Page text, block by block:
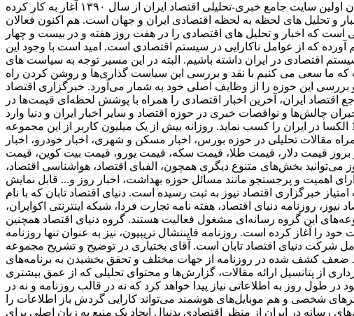
اقتصادی هستند که می‌خواهند یک روز زودتر از اخبار مطلع شوند و در نتیجه به روزنامه‌ها اکتفا نمی‌کنند. اقتصاد آنلاین، به عنوان اولین سایت جامع خبری-تحلیلی اقتصاد ایران از سال ۱۳۹۰ آغاز به کار کرده
و تحلیل های لحظه به لحظه اقتصادی ایران و جهان است. هم اکنون فعالان
که اخبار و تحلیل های اقتصادی را در هفت روز هفته و در بیست و چهار
آورده که از عوامل ناکارایی در سیستم اقتصادی است. امید است با وجود این
اقتصادی در ایران داشته باشیم. البته در این مسیر توجه به سیاست های
ما سعی می کنیم با نقد و بررسی این سیاست گذاری‌ها و روشن کردن راه
بررسی این حوزه را از وظایف اصلی خود به شمار می‌آورد. خبرگزاری اقتصاد
ایران، آخرین اخبار اقتصادی را همراه با پوشش لحظه‌ای قیمت‌ها در
چالش‌ها و نواقصات خبری در حوزه اقتصاد و سایر اخبار ایران و دنیا وارد
عرضه ظهور شده است، یکی از پربازدید ترین وبسایت‌های خبری در حوزه دنیای اقتصاد به شمار می‌رود و توانسته است رنک 18 الکسا در ایران را کسب نماید. روزانه بیش از یک میلیون کاربر از این مجموعه
مقالات تحلیلی در حوزه بورس، اخبار مسکن و شهری، اخبار خودرو، اخبار
و بروز قیمت دلار، قیمت طلا، قیمت سکه، قیمت یورو، قیمت بیت کوین، قیمت
می‌توانید بخش‌های متنوع دیگری همچون، الفبای اقتصاد، هواشناسی اقتصاد،
اهمیت و پرجستجو مانند مسائل حوزه بهداشت، اخبار روز و... قابل نمایش
خبرگزاری اقتصاد نیوز به ثبت رسیده است. دنیای اقتصاد تابان که با نام
روزنامه دنیای اقتصاد، هفته ‌نامه تجارت فردا، شبکه اینترنتی اکوایران،
این گروه رسانه‌ای مشغول فعالیت هستند. گروه دنیای اقتصاد همچنین
انتشارات و مرکز همایش‌ها نیز می‌باشد. اولین زیرمجموعه این هلدینگ، دنیای اقتصاد، از سال 1381 فعالیت خود را آغاز کرده است. روزنامه فایننشال تریبیون، نیز به عنوان تنها روزنامه
شرکت دنیای اقتصاد تابان است. آقای بختیاری در توضیح و تشریح مجموعه
ضعف کشف شده در روزنامه از جهات مختلف و تحقق بخشیدن به برنامه‌های
1391 راه‌اندازی شود. این تصمیم بدلیل عدم برخورداری از پتانسیل ارائه مقالات، گزارش‌ها و محتوای تحلیلی که از عمق بیشتری
طول روز به اطلاعاتی نیاز پیدا خواهد کرد که نه در قالب روزنامه و نه در
شخصی و هم موبایل‌های هوشمند می‌تواند کارایی گردش باز اطلاعات را
در ایران از منظر اقتصادی بدنبال ایجاد یک منبع به زبان اصلی برای